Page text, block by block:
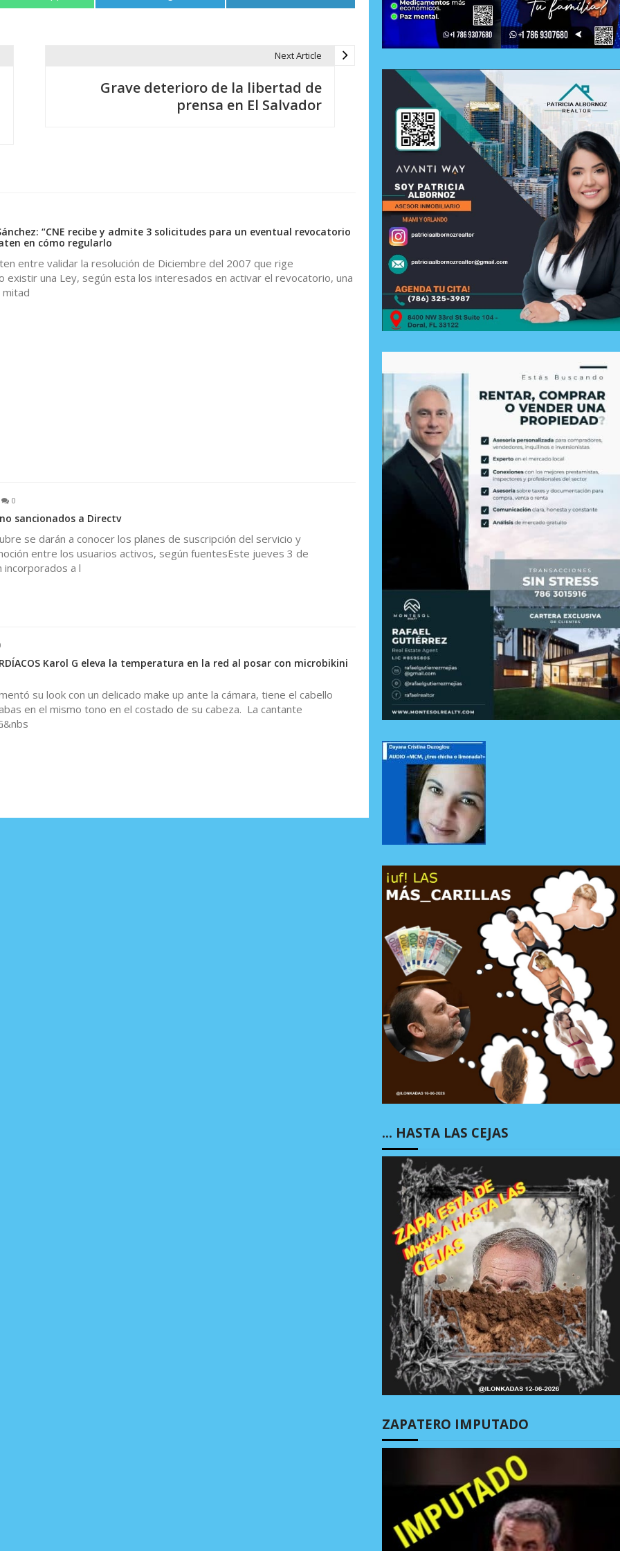
Next Article
Grave deterioro de la libertad de
prensa en El Salvador
“CNE recibe y admite 3 solicitudes para un eventual revocatorio
en cómo regularlo
entre validar la resolución de Diciembre del 2007 que rige
existir una Ley, según esta los interesados en activar el revocatorio, una
mitad
0
sancionados a Directv
se darán a conocer los planes de suscripción del servicio y
entre los usuarios activos, según fuentesEste jueves 3 de
a l
Karol G eleva la temperatura en la red al posar con microbikini
su look con un delicado make up ante la cámara, tiene el cabello
en el mismo tono en el costado de su cabeza. La cantante
… HASTA LAS CEJAS
ZAPATERO IMPUTADO